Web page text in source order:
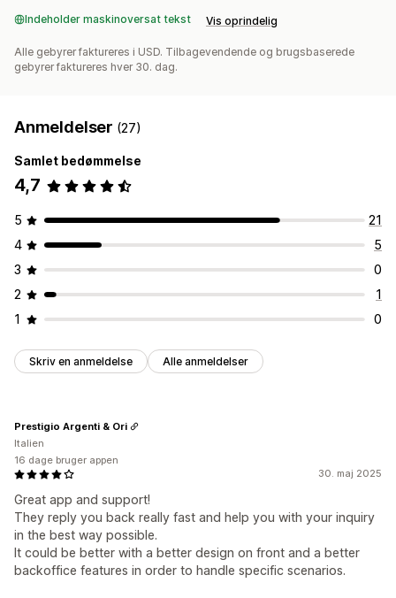
Indeholder maskinoversat tekst Vis oprindelig
Alle gebyrer faktureres i USD. Tilbagevendende og brugsbaserede
gebyrer faktureres hver 30. dag.
Anmeldelser (27)
Samlet bedømmelse
4,7
5
21
4
5
3
0
2
1
1
0
Skriv en anmeldelse Alle anmeldelser
30. maj 2025
Great app and support!
They reply you back really fast and help you with your inquiry
in the best way possible.
It could be better with a better design on front and a better
backoffice features in order to handle specific scenarios.
Prestigio Argenti & Ori
Italien
16 dage bruger appen